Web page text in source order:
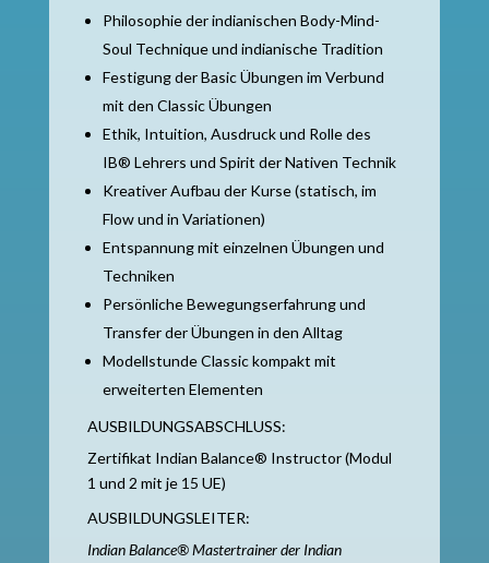
Philosophie der indianischen Body-Mind-
Soul Technique und indianische Tradition
Festigung der Basic Übungen im Verbund
mit den Classic Übungen
Ethik, Intuition, Ausdruck und Rolle des
IB® Lehrers und Spirit der Nativen Technik
Kreativer Aufbau der Kurse (statisch, im
Flow und in Variationen)
Entspannung mit einzelnen Übungen und
Techniken
Persönliche Bewegungserfahrung und
Transfer der Übungen in den Alltag
Modellstunde Classic kompakt mit
erweiterten Elementen
AUSBILDUNGSABSCHLUSS:
Zertifikat Indian Balance® Instructor (Modul
1 und 2 mit je 15 UE)
AUSBILDUNGSLEITER:
Indian Balance® Mastertrainer der Indian